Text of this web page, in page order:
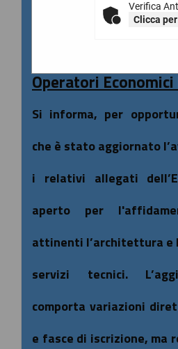
Verifica
Clicca
Operatori
Si informa, per
che è stato aggiornato
i relativi allegati
aperto per
attinenti l’architettura e
servizi tecnici.
comporta variazioni
e fasce di iscrizione, ma